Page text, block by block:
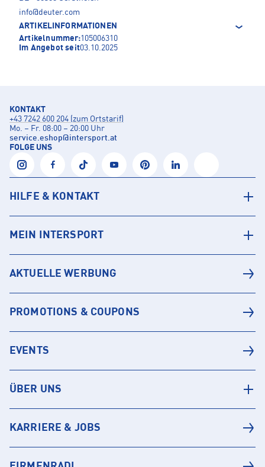
info@deuter.com
ARTIKELINFORMATIONEN
Artikelnummer:105006310
Im Angebot seit03.10.2025
KONTAKT
+43 7242 600 204 (zum Ortstarif)
Mo. – Fr. 08:00 – 20:00 Uhr
service.eshop@intersport.at
FOLGE UNS
HILFE & KONTAKT
MEIN INTERSPORT
AKTUELLE WERBUNG
PROMOTIONS & COUPONS
EVENTS
ÜBER UNS
KARRIERE & JOBS